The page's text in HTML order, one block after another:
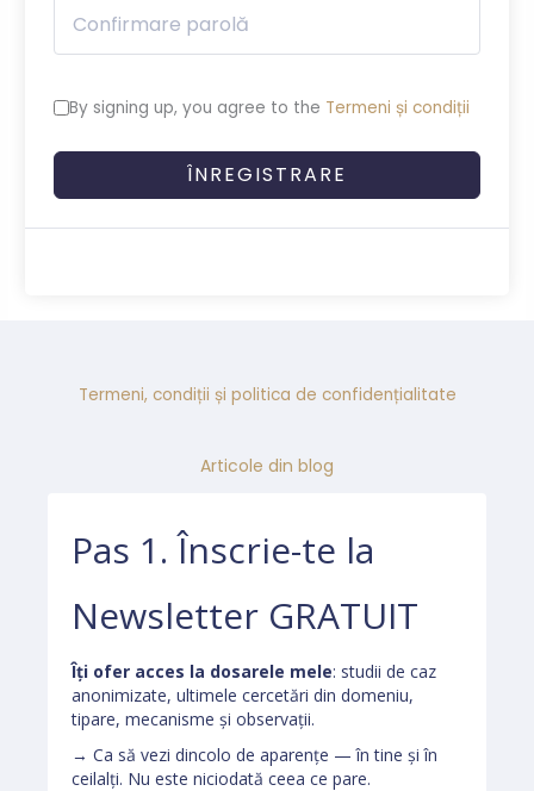
By signing up, you agree to the Termeni și condiții
ÎNREGISTRARE
Termeni, condiții și politica de confidențialitate
Articole din blog
Pas 1. Înscrie-te la
Newsletter GRATUIT
Îți ofer acces la dosarele mele: studii de caz
anonimizate, ultimele cercetări din domeniu,
tipare, mecanisme și observații.
→ Ca să vezi dincolo de aparențe — în tine și în
ceilalți. Nu este niciodată ceea ce pare.